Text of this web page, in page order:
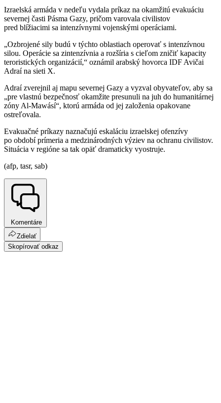
Izraelská armáda v nedeľu vydala príkaz na okamžitú evakuáciu
severnej časti Pásma Gazy, pričom varovala civilistov
pred blížiacimi sa intenzívnymi vojenskými operáciami.
„Ozbrojené sily budú v týchto oblastiach operovať s intenzívnou
silou. Operácie sa zintenzívnia a rozšíria s cieľom zničiť kapacity
teroristických organizácií,“ oznámil arabský hovorca IDF Avičai
Adraí na sieti X.
Adraí zverejnil aj mapu severnej Gazy a vyzval obyvateľov, aby sa
„pre vlastnú bezpečnosť okamžite presunuli na juh do humanitárnej
zóny Al-Mawásí“, ktorú armáda od jej založenia opakovane
ostreľovala.
Evakuačné príkazy naznačujú eskaláciu izraelskej ofenzívy
po období prímeria a medzinárodných výziev na ochranu civilistov.
Situácia v regióne sa tak opäť dramaticky vyostruje.
(afp, tasr, sab)
Komentáre
Zdielať
Skopírovať odkaz